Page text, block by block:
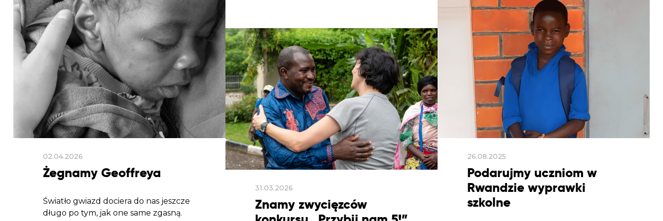
02.04.2026
Żegnamy Geoffreya
Światło gwiazd dociera do nas jeszcze
długo po tym, jak one same zgasną.
31.03.2026
Znamy zwycięzców
26.08.2025
Podarujmy uczniom w
Rwandzie wyprawki
szkolne